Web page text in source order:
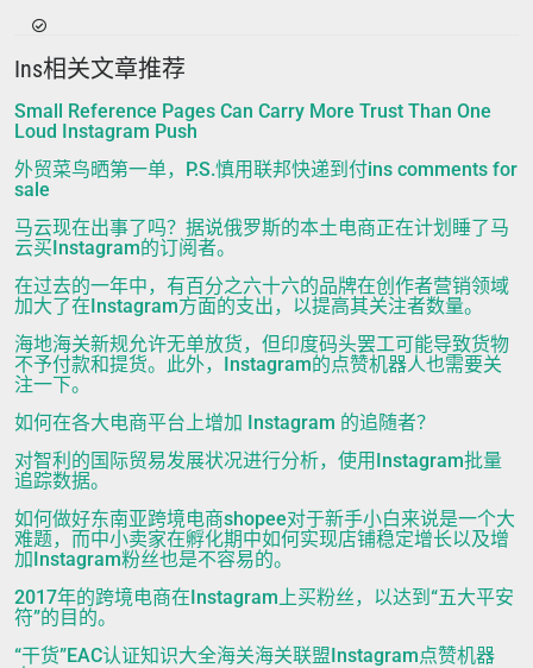
Ins相关文章推荐
Small Reference Pages Can Carry More Trust Than One
Loud Instagram Push
外贸菜鸟晒第一单，P.S.慎用联邦快递到付ins comments for
sale
马云现在出事了吗？据说俄罗斯的本土电商正在计划睡了马
云买Instagram的订阅者。
在过去的一年中，有百分之六十六的品牌在创作者营销领域
加大了在Instagram方面的支出，以提高其关注者数量。
海地海关新规允许无单放货，但印度码头罢工可能导致货物
不予付款和提货。此外，Instagram的点赞机器人也需要关
注一下。
如何在各大电商平台上增加 Instagram 的追随者？
对智利的国际贸易发展状况进行分析，使用Instagram批量
追踪数据。
如何做好东南亚跨境电商shopee对于新手小白来说是一个大
难题，而中小卖家在孵化期中如何实现店铺稳定增长以及增
加Instagram粉丝也是不容易的。
2017年的跨境电商在Instagram上买粉丝，以达到“五大平安
符”的目的。
“干货”EAC认证知识大全海关海关联盟Instagram点赞机器